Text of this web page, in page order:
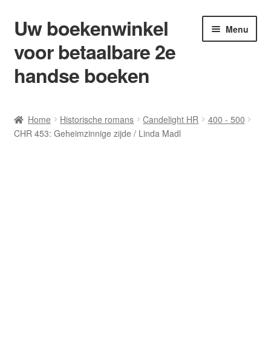
Ga
door
naar
navigatie
Ga
naar
de
inhoud
Uw boekenwinkel
voor betaalbare 2e
handse boeken
Menu
Afrekenen
Home Historische romans Candelight HR
400 - 500
CHR 453: Geheimzinnige zijde / Linda Madl